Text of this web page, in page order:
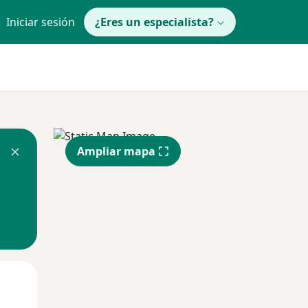
Iniciar sesión ¿Eres un especialista?
Ampliar mapa